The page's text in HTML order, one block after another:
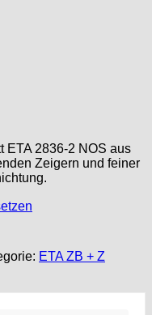
ETA 2836-2 NOS aus
Zeigern und feiner
ETA ZB + Z